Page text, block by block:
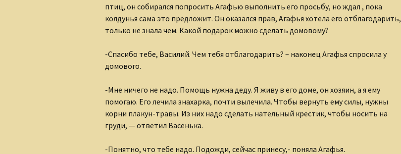
Клуб интернет-
Людмила Губанова-
Землякова
Ольга Грибанова
Николаюс Пузаковас
птиц, он собирался попросить Агафью выполнить его просьбу, но ждал , пока
колдунья сама это предложит. Он оказался прав, Агафья хотела его отблагодарить,
только не знала чем. Какой подарок можно сделать домовому?
-Спасибо тебе, Василий. Чем тебя отблагодарить? – наконец Агафья спросила у
домового.
-Мне ничего не надо. Помощь нужна деду. Я живу в его доме, он хозяин, а я ему
помогаю. Его лечила знахарка, почти вылечила. Чтобы вернуть ему силы, нужны
корни плакун-травы. Из них надо сделать нательный крестик, чтобы носить на
груди, — ответил Васенька.
-Понятно, что тебе надо. Подожди, сейчас принесу,- поняла Агафья.